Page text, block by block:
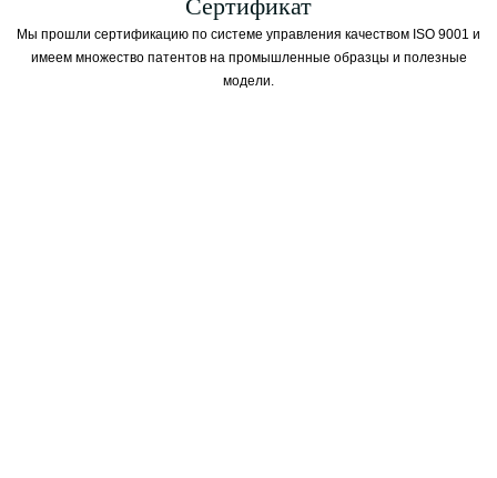
Мы прошли сертификацию по системе управления качеством ISO 9001 и
имеем множество патентов на промышленные образцы и полезные
модели.